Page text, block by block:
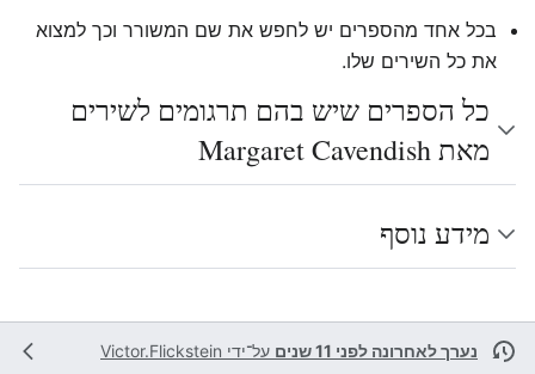
בכל אחד מהספרים יש לחפש את שם המשורר וכך למצוא
את כל השירים שלו.
כל הספרים שיש בהם תרגומים לשירים
מאת Margaret Cavendish
מידע נוסף
נערך לאחרונה לפני 11 שנים על־ידי Victor.Flickstein